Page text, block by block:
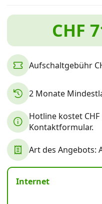
Aktionen
News
Forum
Über uns
Datenschutz· AGB·
CHF
Aufschaltgebühr
2 Monate
Hotline kostet
Kontaktformular.
Art des Angebots:
Internet